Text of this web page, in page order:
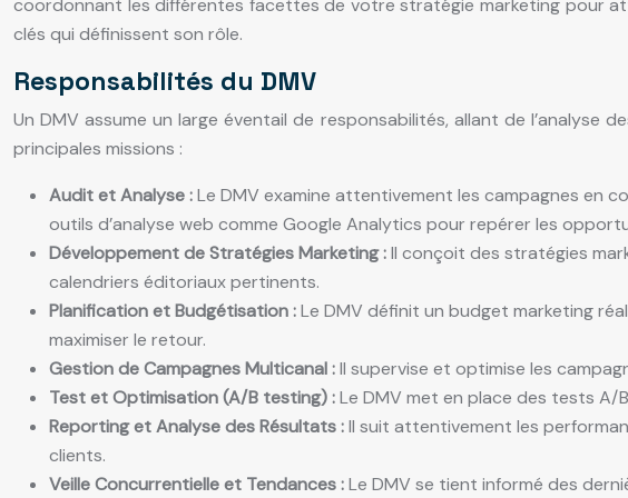
coordonnant les différentes facettes de votre stratégie marketing pour
clés qui définissent son rôle.
Responsabilités du DMV
Un DMV assume un large éventail de responsabilités, allant de
principales missions :
Audit et Analyse :Le DMV examine attentivement les campagnes en
outils d’analyse web comme Google Analytics pour repérer les
Développement de Stratégies Marketing :Il conçoit des stratégies
calendriers éditoriaux pertinents.
Planification et Budgétisation :Le DMV définit un budget marketing
maximiser le retour.
Gestion de Campagnes Multicanal :Il supervise et optimise les
Test et Optimisation (A/B testing) :Le DMV met en place des tests A/
Reporting et Analyse des Résultats :Il suit attentivement les
clients.
Veille Concurrentielle et Tendances :Le DMV se tient informé des